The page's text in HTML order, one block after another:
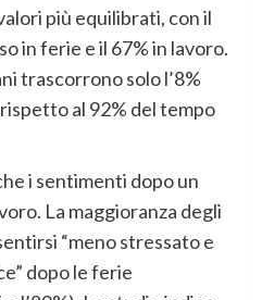
più equilibrati, con il
in ferie e il 67% in lavoro.
trascorrono solo l’8%
al 92% del tempo
i sentimenti dopo un
La maggioranza degli
“meno stressato e
dopo le ferie